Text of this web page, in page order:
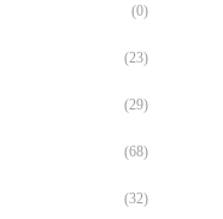
(0)
(23)
(29)
(68)
(32)